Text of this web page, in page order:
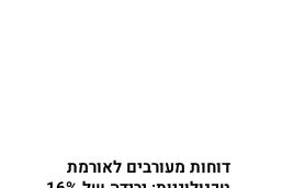
דוחות מעורבים לאורמת